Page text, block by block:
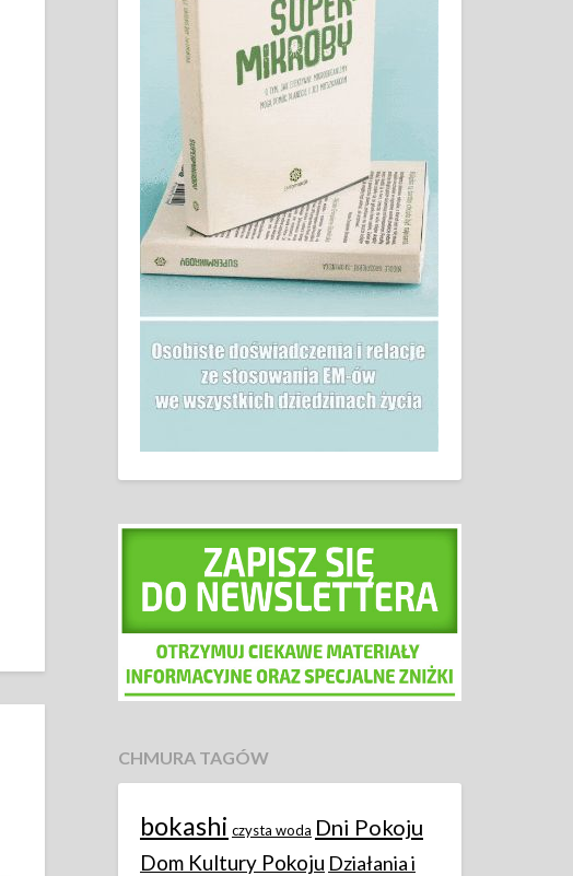
CHMURA TAGÓW
bokashi czysta woda Dni Pokoju
Dom Kultury Pokoju Działania i